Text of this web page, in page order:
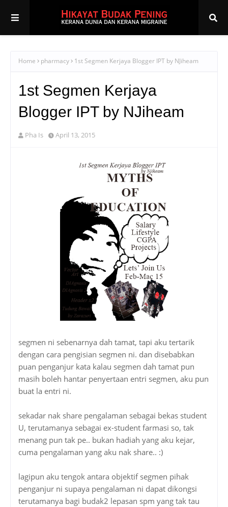
Home pharmacy 1st Segmen Kerjaya Blogger IPT by NJiheam
1st Segmen Kerjaya
Blogger IPT by NJiheam
Pha Is April 13, 2015
segmen ni sebenarnya dah tamat, tapi aku tertarik
dengan cara pengisian segmen ni. dan disebabkan
puan penganjur kata kalau segmen dah tamat pun
masih boleh hantar penyertaan entri segmen, aku pun
buat la entri ni.
sekadar nak share pengalaman sebagai bekas student
U, terutamanya sebagai ex-student farmasi so, tak
menang pun tak pe.. bukan hadiah yang aku kejar,
cuma pengalaman yang aku nak share.. :)
lagipun aku tengok antara objektif segmen pihak
penganjur ni supaya pengalaman ni dapat dikongsi
terutamanya bagi budak2 lepasan spm yang tak tau